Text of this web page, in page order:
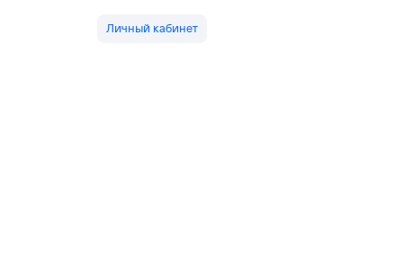
Личный кабинет